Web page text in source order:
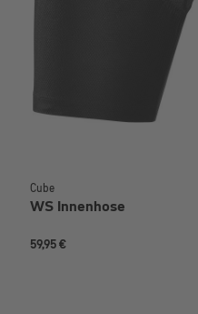
Cube
WS Innenhose
59,95 €